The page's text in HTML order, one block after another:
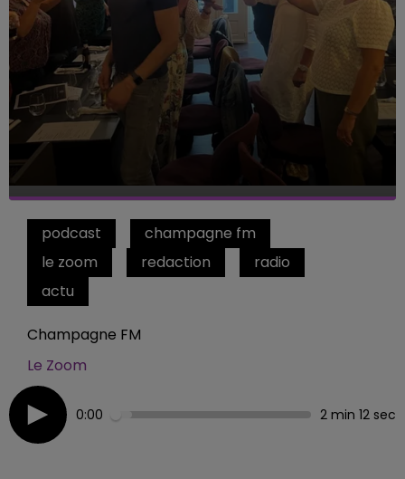
podcast
champagne fm
le zoom
redaction
radio
actu
Champagne FM
Le Zoom
0:00 2 min 12 sec